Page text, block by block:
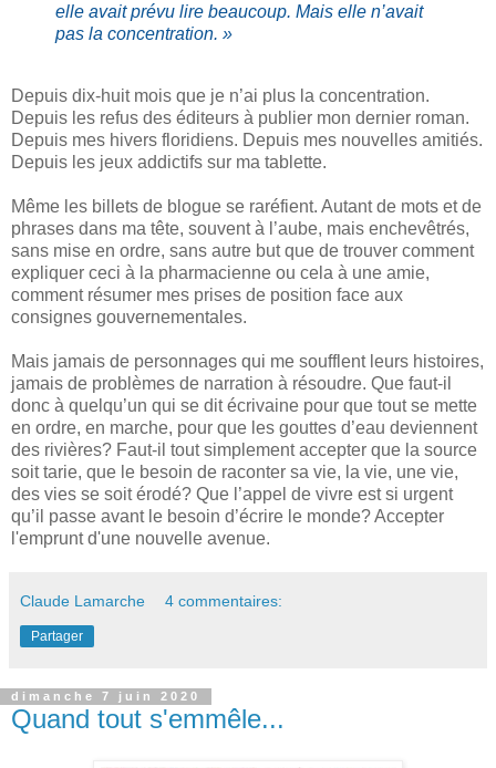
elle avait prévu lire beaucoup. Mais elle n’avait
pas la concentration. »
Depuis dix-huit mois que je n’ai plus la concentration.
Depuis les refus des éditeurs à publier mon dernier roman.
Depuis mes hivers floridiens. Depuis mes nouvelles amitiés.
Depuis les jeux addictifs sur ma tablette.
Même les billets de blogue se raréfient. Autant de mots et de
phrases dans ma tête, souvent à l’aube, mais enchevêtrés,
sans mise en ordre, sans autre but que de trouver comment
expliquer ceci à la pharmacienne ou cela à une amie,
comment résumer mes prises de position face aux
consignes gouvernementales.
Mais jamais de personnages qui me soufflent leurs histoires,
jamais de problèmes de narration à résoudre. Que faut-il
donc à quelqu’un qui se dit écrivaine pour que tout se mette
en ordre, en marche, pour que les gouttes d’eau deviennent
des rivières? Faut-il tout simplement accepter que la source
soit tarie, que le besoin de raconter sa vie, la vie, une vie,
des vies se soit érodé? Que l’appel de vivre est si urgent
qu’il passe avant le besoin d’écrire le monde? Accepter
l'emprunt d'une nouvelle avenue.
Claude Lamarche 4 commentaires:
Partager
dimanche 7 juin 2020
Quand tout s'emmêle...